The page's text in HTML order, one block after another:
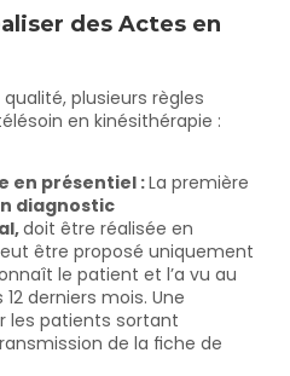
des Actes en
plusieurs règles
en kinésithérapie :
en présentiel : La première
diagnostic
doit être réalisée en
être proposé uniquement
le patient et l’a vu au
derniers mois. Une
les patients sortant
de la fiche de